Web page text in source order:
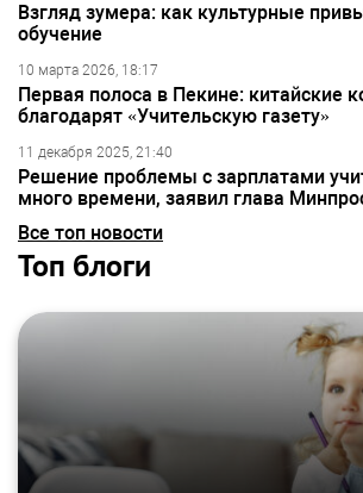
Взгляд зумера: как культурные
обучение
10 марта 2026, 18:17
Первая полоса в Пекине: китайские
благодарят «Учительскую газету»
11 декабря 2025, 21:40
Решение проблемы с зарплатами
много времени, заявил глава
Все топ новости
Топ блоги